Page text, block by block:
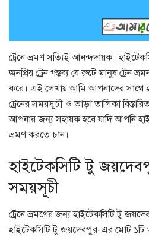
ট্রেনে ভ্রমণ সত্যিই আনন্দদায়ক।
জনপ্রিয় ট্রেন গন্তব্য যে রুটে মানুষ ট্রেন
করে। এই লেখায় আমি আপনাদের সাথে
ট্রেনের সময়সূচী ও ভাড়া তালিকা
আপনার জন্য সহায়ক হবে যাদি আপনি
ভ্রমণ করতে চান।
হাইটেকসিটি টু
সময়সূচী
ট্রেনে ভ্রমণের জন্য হাইটেকসিটি টু
হাইটেকসিটি টু জয়দেবপুর-এর মোট ১টি